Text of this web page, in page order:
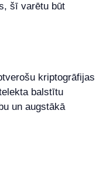
šī varētu būt
kriptogrāfijas
balstītu
un augstākā